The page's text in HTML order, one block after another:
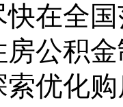
快在全
房公积
索优化